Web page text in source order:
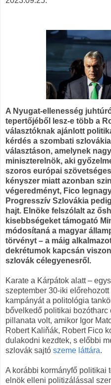
A Nyugat-ellenesség
tepertőjéből lesz-e több a
választóknak ajánlott
kérdés a szombati
választáson, amelynek
miniszterelnök, aki
szoros európai
kényszer miatt azonban
végeredményt, Fico
Progresszív Szlovákia
hajt. Elnöke felszólalt az
kisebbségeket támogató
módosítaná a magyar
törvényt – a máig
dekrétumok kapcsán
szlovák célegyenesről.
Karate a Kárpátok alatt –
szeptember 30-iki
kampányát a politológia
bővelkedő politikai
pillanata volt, amikor Igor
Robert Kaliňák, Robert Fico
dulakodni kezdtek, s előbbi
szlovák sajtó szeme láttára.
A korábbi kormányfő politikai
elnök elleni politizálással